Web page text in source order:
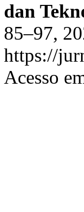
dan
85–97,
https://
Acesso